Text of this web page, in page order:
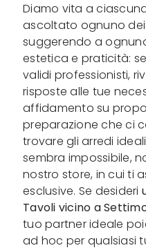
Diamo vita a
ascoltato ognuno dei
suggerendo a
estetica e praticità:
validi professionisti,
risposte alle tue
affidamento su
preparazione che ci
trovare gli arredi
sembra impossibile,
nostro store, in cui ti
esclusive. Se desideri
Tavoli vicino a
tuo partner ideale
ad hoc per qualsiasi